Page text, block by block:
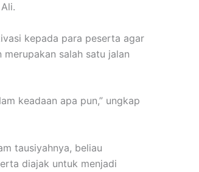
kepada para peserta agar
salah satu jalan
keadaan apa pun,” ungkap
tausiyahnya, beliau
diajak untuk menjadi